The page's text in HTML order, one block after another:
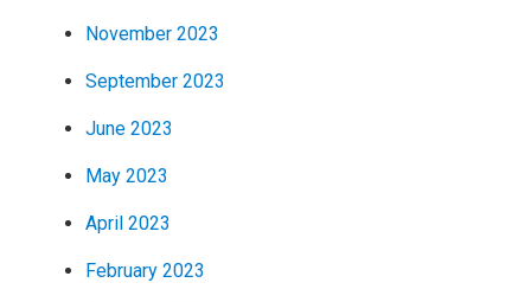
November 2023
September 2023
June 2023
May 2023
April 2023
February 2023